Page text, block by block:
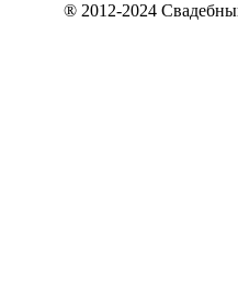
® 2012-2024